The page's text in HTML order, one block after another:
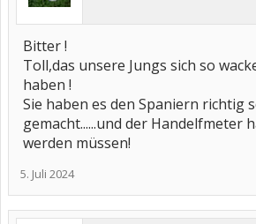
Bitter !
Toll,das unsere Jungs sich so
haben !
Sie haben es den Spaniern richtig
gemacht......und der Handelfmeter
werden müssen!
5. Juli 2024